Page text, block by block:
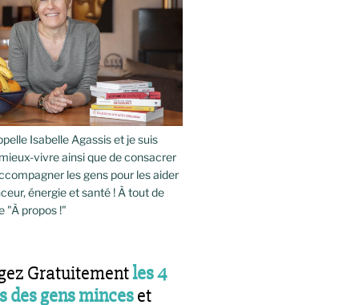
Isabelle Agassis et je suis
vivre ainsi que de consacrer
les gens pour les aider
énergie et santé ! À tout de
"À propos !"